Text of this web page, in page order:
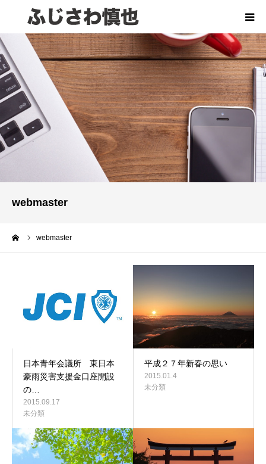
webmaster
webmaster
日本青年会議所 東日本
豪雨災害支援金口座開設
の…
2015.09.17
未分類
平成２７年新春の思い
2015.01.4
未分類
HOME
プロフィール
レポート